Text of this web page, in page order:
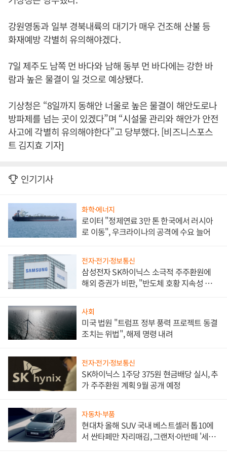
강원영동과 일부 경북내륙의 대기가 매우 건조해 산불 등
화재예방 각별히 유의해야겠다.
7일 제주도 남쪽 먼 바다와 남해 동부 먼 바다에는 강한 바
람과 높은 물결이 일 것으로 예상됐다.
기상청은 “8일까지 동해안 너울로 높은 물결이 해안도로나
방파제를 넘는 곳이 있겠다”며 “시설물 관리와 해안가 안전
사고에 각별히 유의해야한다”고 당부했다. [비즈니스포스
트 김지효 기자]
인기기사
화학·에너지
로이터 "정제연료 3만 톤 한국에서 러시아
로 이동", 우크라이나의 공격에 수요 늘어
전자·전기·정보통신
삼성전자 SK하이닉스 소극적 주주환원에
해외 증권가 비판, "반도체 호황 지속성 의
사회
미국 법원 "트럼프 정부 풍력 프로젝트 동결
조치는 위법", 해제 명령 내려
전자·전기·정보통신
SK하이닉스 1주당 375원 현금배당 실시, 추
가 주주환원 계획 9월 공개 예정
자동차·부품
현대차 올해 SUV 국내 베스트셀러 톱10에
서 싼타페만 자리매김, 그랜저·아반떼 '세단